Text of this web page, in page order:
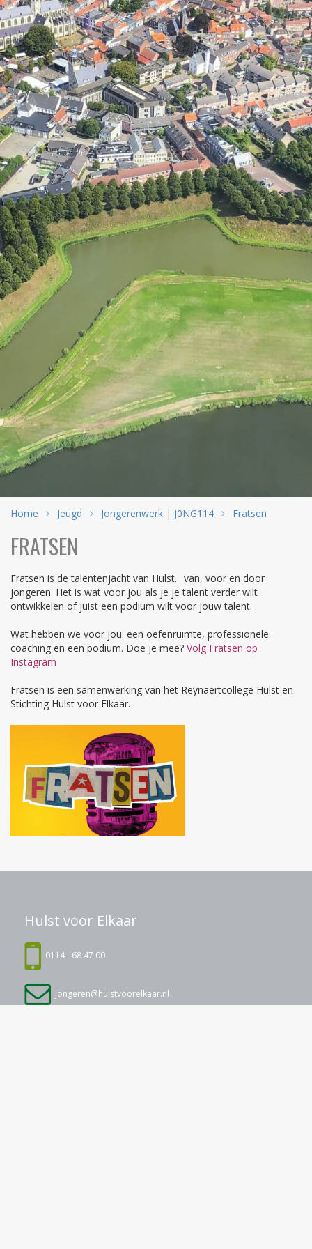
Home Jeugd Jongerenwerk | J0NG114 Fratsen
FRATSEN
Fratsen is de talentenjacht van Hulst... van, voor en door
jongeren. Het is wat voor jou als je je talent verder wilt
ontwikkelen of juist een podium wilt voor jouw talent.
Wat hebben we voor jou: een oefenruimte, professionele
coaching en een podium. Doe je mee? Volg Fratsen op
Instagram
Fratsen is een samenwerking van het Reynaertcollege Hulst en
Stichting Hulst voor Elkaar.
Hulst voor Elkaar
0114 - 68 47 00
jongeren@hulstvoorelkaar.nl